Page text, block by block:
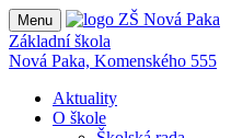
Menu
Základní škola
Nová Paka, Komenského 555
Aktuality
O škole